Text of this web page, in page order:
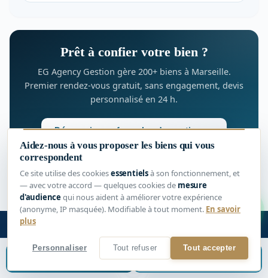
Prêt à confier votre bien ?
EG Agency Gestion gère 200+ biens à Marseille.
Premier rendez-vous gratuit, sans engagement, devis
personnalisé en 24 h.
Découvrir nos formules de gestion →
Aidez-nous à vous proposer les biens qui vous
correspondent
Ce site utilise des cookiesessentielsà son fonctionnement, et
— avec votre accord — quelques cookies de mesure
d'audience qui nous aident à améliorer votre expérience
(anonyme, IP masquée). Modifiable à tout moment. En savoir
plus
Personnaliser Tout refuser Tout accepter
Estimer mon bien 📞Être rappelé